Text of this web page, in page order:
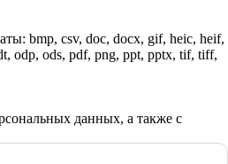
bmp, csv, doc, docx, gif, heic, heif,
odp, ods, pdf, png, ppt, pptx, tif, tiff,
данных, а также с